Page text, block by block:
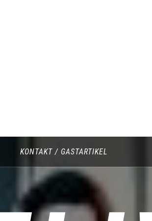
KONTAKT / GASTARTIKEL